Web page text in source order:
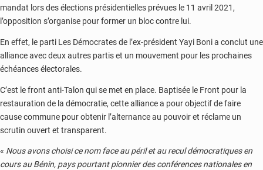
mandat lors des élections présidentielles prévues le 11 avril 2021,
l’opposition s’organise pour former un bloc contre lui.
En effet, le parti Les Démocrates de l’ex-président Yayi Boni a conclut une
alliance avec deux autres partis et un mouvement pour les prochaines
échéances électorales.
C’est le front anti-Talon qui se met en place. Baptisée le Front pour la
restauration de la démocratie, cette alliance a pour objectif de faire
cause commune pour obtenir l’alternance au pouvoir et réclame un
scrutin ouvert et transparent.
« Nous avons choisi ce nom face au péril et au recul démocratiques en
cours au Bénin, pays pourtant pionnier des conférences nationales en